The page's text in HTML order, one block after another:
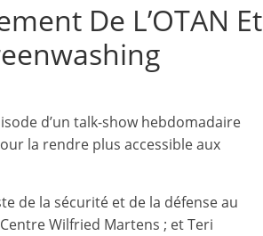
De L’OTAN Et
d’un talk-show hebdomadaire
la rendre plus accessible aux
de la sécurité et de la défense au
Wilfried Martens ; et Teri